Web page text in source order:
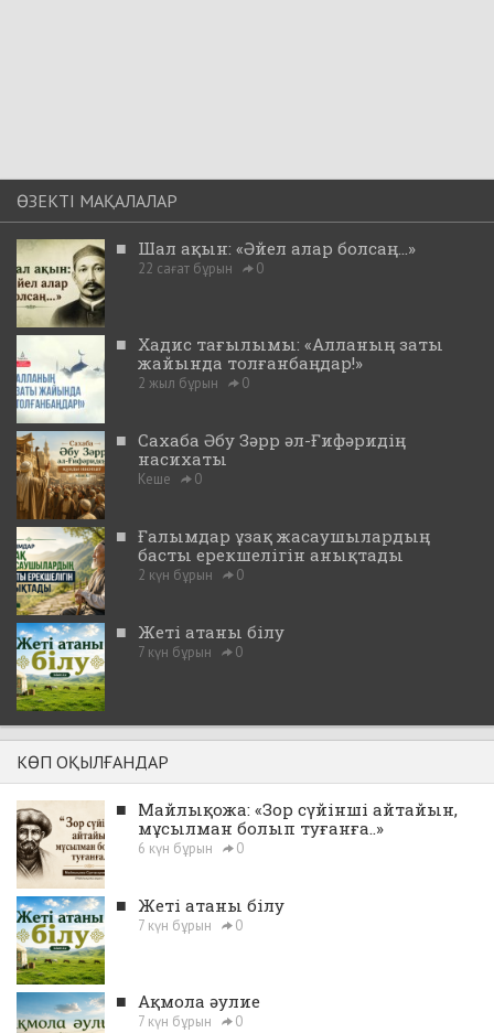
ӨЗЕКТІ МАҚАЛАЛАР
■ Шал ақын: «Әйел алар болсаң...»
22 сағат бұрын 0
■ Хадис тағылымы: «Алланың заты
жайында толғанбаңдар!»
2 жыл бұрын 0
■ Сахаба Әбу Зәрр әл-Ғифәридің
насихаты
Кеше 0
■ Ғалымдар ұзақ жасаушылардың
басты ерекшелігін анықтады
2 күн бұрын 0
■ Жеті атаны білу
7 күн бұрын 0
КӨП ОҚЫЛҒАНДАР
■ Майлықожа: «Зор сүйінші айтайын,
мұсылман болып туғанға..»
6 күн бұрын 0
■ Жеті атаны білу
7 күн бұрын 0
■ Ақмола әулие
7 күн бұрын 0